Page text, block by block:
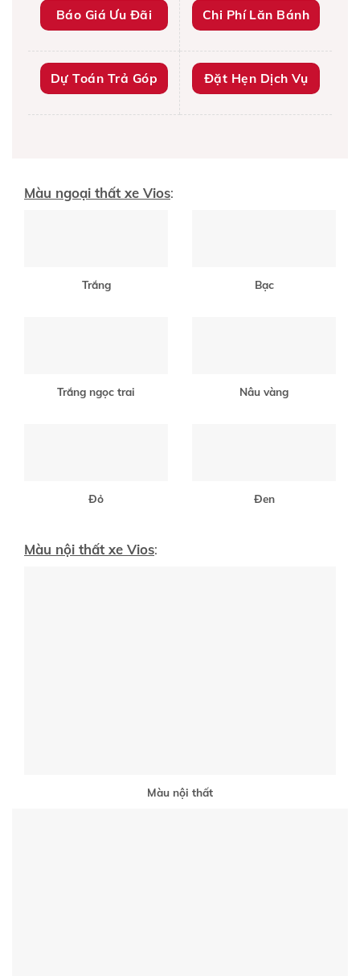
Báo Giá Ưu Đãi Chi Phí Lăn Bánh
Dự Toán Trả Góp Đặt Hẹn Dịch Vụ
Màu ngoại thất xe Vios:
Trắng Bạc
Trắng ngọc trai Nâu vàng
Đỏ Đen
Màu nội thất xe Vios:
Màu nội thất